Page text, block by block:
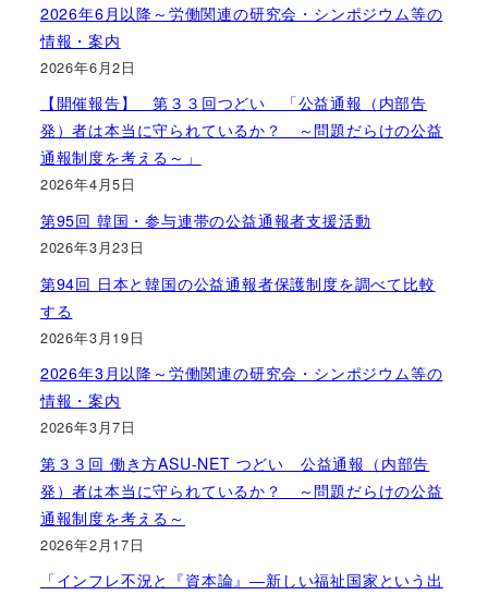
2026年6月以降～労働関連の研究会・シンポジウム等の
情報・案内
2026年6月2日
【開催報告】 第３３回つどい 「公益通報（内部告
発）者は本当に守られているか？ ～問題だらけの公益
通報制度を考える～」
2026年4月5日
第95回 韓国・参与連帯の公益通報者支援活動
2026年3月23日
第94回 日本と韓国の公益通報者保護制度を調べて比較
する
2026年3月19日
2026年3月以降～労働関連の研究会・シンポジウム等の
情報・案内
2026年3月7日
第３３回 働き方ASU-NET つどい 公益通報（内部告
発）者は本当に守られているか？ ～問題だらけの公益
通報制度を考える～
2026年2月17日
「インフレ不況と『資本論』―新しい福祉国家という出